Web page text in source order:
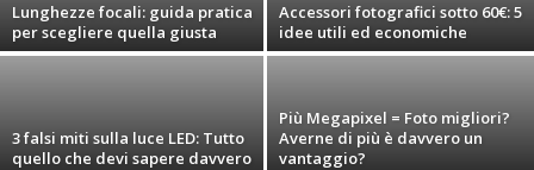
Lunghezze focali: guida pratica
per scegliere quella giusta
Accessori fotografici sotto 60€: 5
idee utili ed economiche
3 falsi miti sulla luce LED: Tutto
quello che devi sapere davvero
Più Megapixel = Foto migliori?
Averne di più è davvero un
vantaggio?